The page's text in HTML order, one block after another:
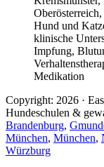
Hund und
klinische
Impfung,
Medikation
Copyright: 2026 ·
Hundeschulen &
Brandenburg,
München, München,
Würzburg